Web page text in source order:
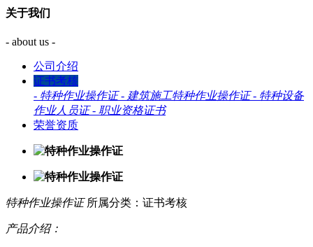
关于我们
- about us -
公司介绍
证书考核
- 特种作业操作证 - 建筑施工特种作业操作证 - 特种设备
作业人员证 - 职业资格证书
荣誉资质
特种作业操作证 所属分类：证书考核
产品介绍：